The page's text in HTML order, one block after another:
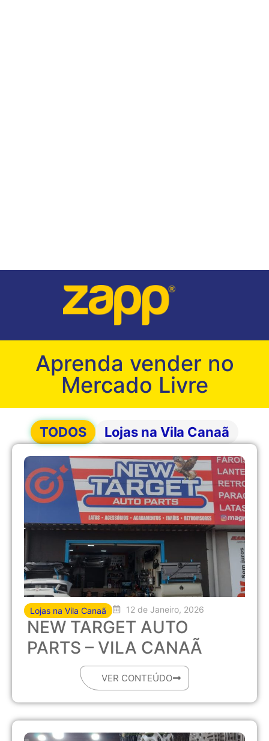
Aprenda vender no
Mercado Livre
Lojas na Vila Canaã
TODOS
Lojas na Vila Canaã 12 de Janeiro, 2026
NEW TARGET AUTO
PARTS – VILA CANAÃ
VER CONTEÚDO